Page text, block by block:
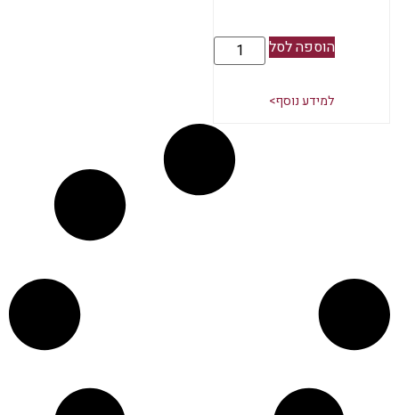
הוספה לסל
למידע נוסף>